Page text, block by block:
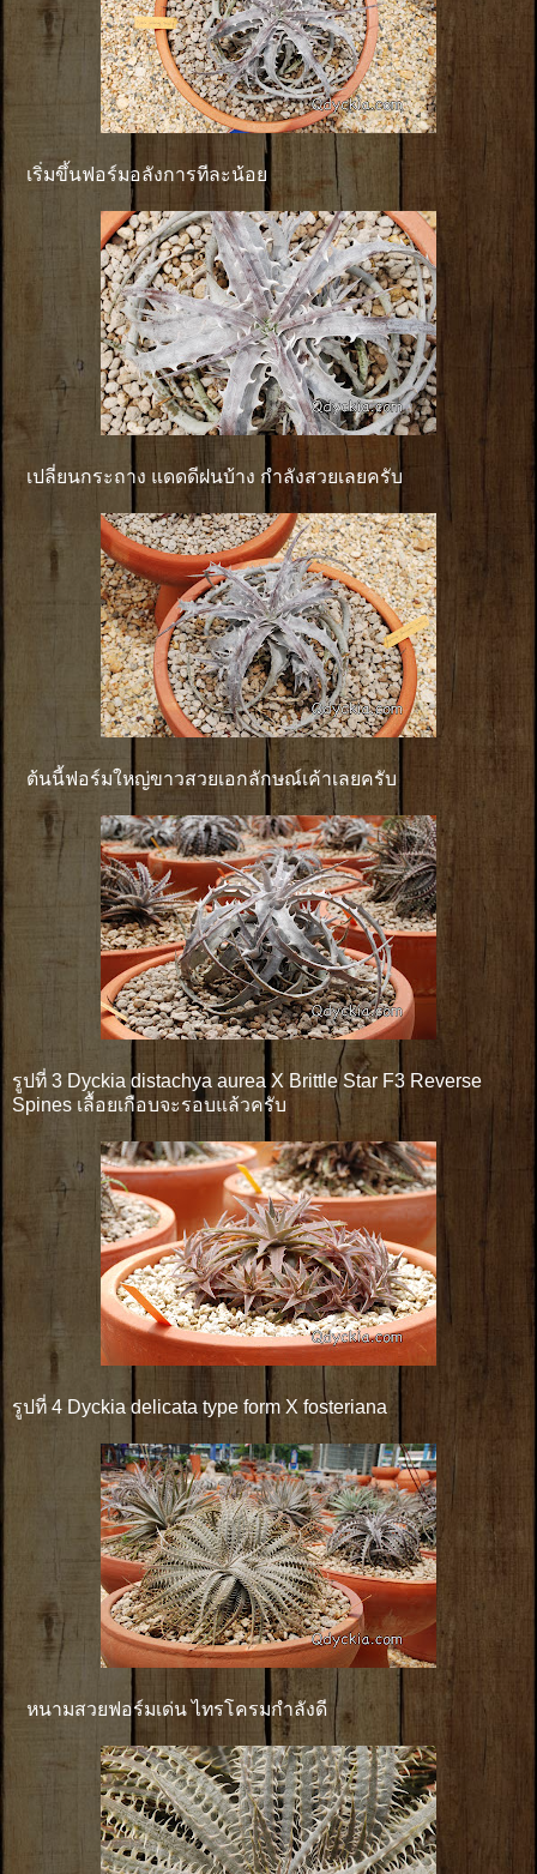
เริ่มขึ้นฟอร์มอลังการทีละน้อย
เปลี่ยนกระถาง แดดดีฝนบ้าง กำลังสวยเลยครับ
ต้นนี้ฟอร์มใหญ่ขาวสวยเอกลักษณ์เค้าเลยครับ
รูปที่ 3 Dyckia distachya aurea X Brittle Star F3 Reverse
Spines เลื้อยเกือบจะรอบแล้วครับ
รูปที่ 4 Dyckia delicata type form X fosteriana
หนามสวยฟอร์มเด่น ไทรโครมกำลังดี